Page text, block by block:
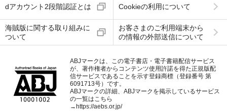
dアカウント2段階認証とは Cookieの利用について
海賊版に関する取り組みに
ついて
お客さまのご利用端末から
の情報の外部送信について
ABJマークは、この電子書店・電子書籍配信サービス
が、著作権者からコンテンツ使用許諾を得た正規版配
信サービスであることを示す登録商標（登録番号 第
6091713号）です。
ABJマークの詳細、ABJマークを掲示しているサービス
の一覧はこちら
→ https://aebs.or.jp/